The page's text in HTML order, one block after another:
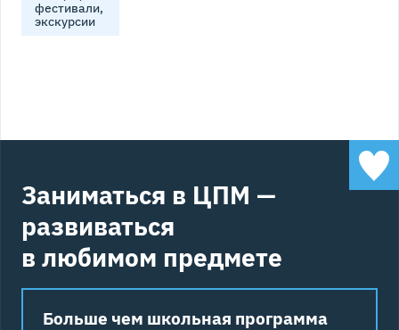
фестивали,
экскурсии
Заниматься в ЦПМ —
развиваться
в любимом предмете
Больше чем школьная программа